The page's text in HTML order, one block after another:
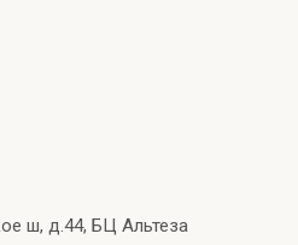
ш, д.44, БЦ Альтеза